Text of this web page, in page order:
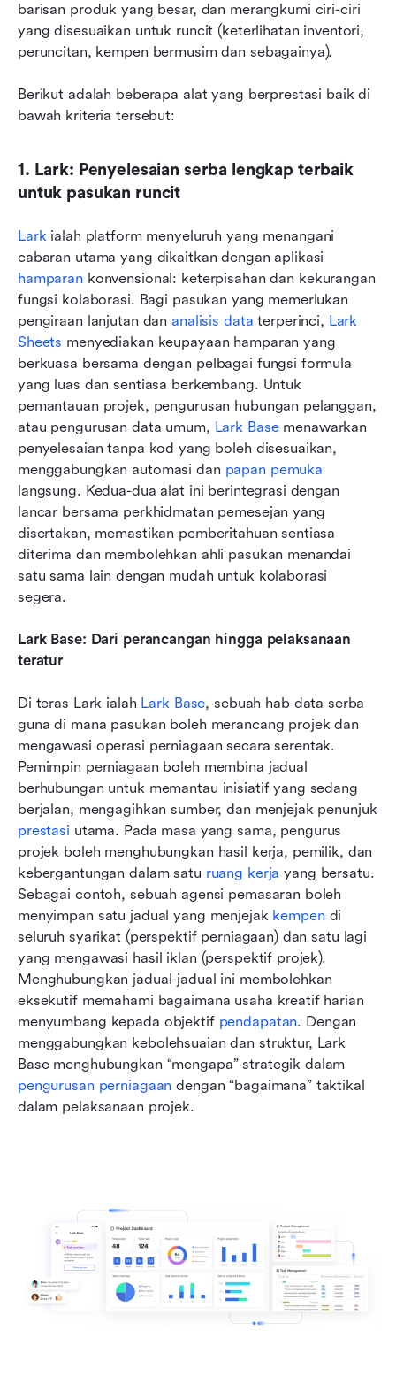
barisan produk yang besar, dan merangkumi ciri-ciri
yang disesuaikan untuk runcit (keterlihatan inventori,
peruncitan, kempen bermusim dan sebagainya).
Berikut adalah beberapa alat yang berprestasi baik di
bawah kriteria tersebut:
1. Lark: Penyelesaian serba lengkap terbaik
untuk pasukan runcit
Lark ialah platform menyeluruh yang menangani
hamparan konvensional: keterpisahan dan kekurangan
fungsi kolaborasi. Bagi pasukan yang memerlukan
pengiraan lanjutan dan analisis data terperinci, Lark
Sheets menyediakan keupayaan hamparan yang
berkuasa bersama dengan pelbagai fungsi formula
yang luas dan sentiasa berkembang. Untuk
pemantauan projek, pengurusan hubungan pelanggan,
atau pengurusan data umum, Lark Base menawarkan
penyelesaian tanpa kod yang boleh disesuaikan,
menggabungkan automasi dan papan pemuka
langsung. Kedua-dua alat ini berintegrasi dengan
lancar bersama perkhidmatan pemesejan yang
disertakan, memastikan pemberitahuan sentiasa
diterima dan membolehkan ahli pasukan menandai
satu sama lain dengan mudah untuk kolaborasi
segera.
Lark Base: Dari perancangan hingga pelaksanaan
teratur
Di teras Lark ialah Lark Base, sebuah hab data serba
guna di mana pasukan boleh merancang projek dan
mengawasi operasi perniagaan secara serentak.
Pemimpin perniagaan boleh membina jadual
berhubungan untuk memantau inisiatif yang sedang
prestasi utama. Pada masa yang sama, pengurus
projek boleh menghubungkan hasil kerja, pemilik, dan
kebergantungan dalam satu ruang kerja yang bersatu.
Sebagai contoh, sebuah agensi pemasaran boleh
menyimpan satu jadual yang menjejak kempen di
seluruh syarikat (perspektif perniagaan) dan satu lagi
yang mengawasi hasil iklan (perspektif projek).
Menghubungkan jadual-jadual ini membolehkan
eksekutif memahami bagaimana usaha kreatif harian
menyumbang kepada objektif pendapatan. Dengan
menggabungkan kebolehsuaian dan struktur, Lark
pengurusan perniagaan dengan “bagaimana” taktikal
dalam pelaksanaan projek.